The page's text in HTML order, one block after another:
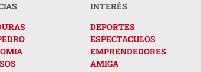
INTERÉS
DEPORTES
ESPECTACULOS
EMPRENDEDORES
AMIGA